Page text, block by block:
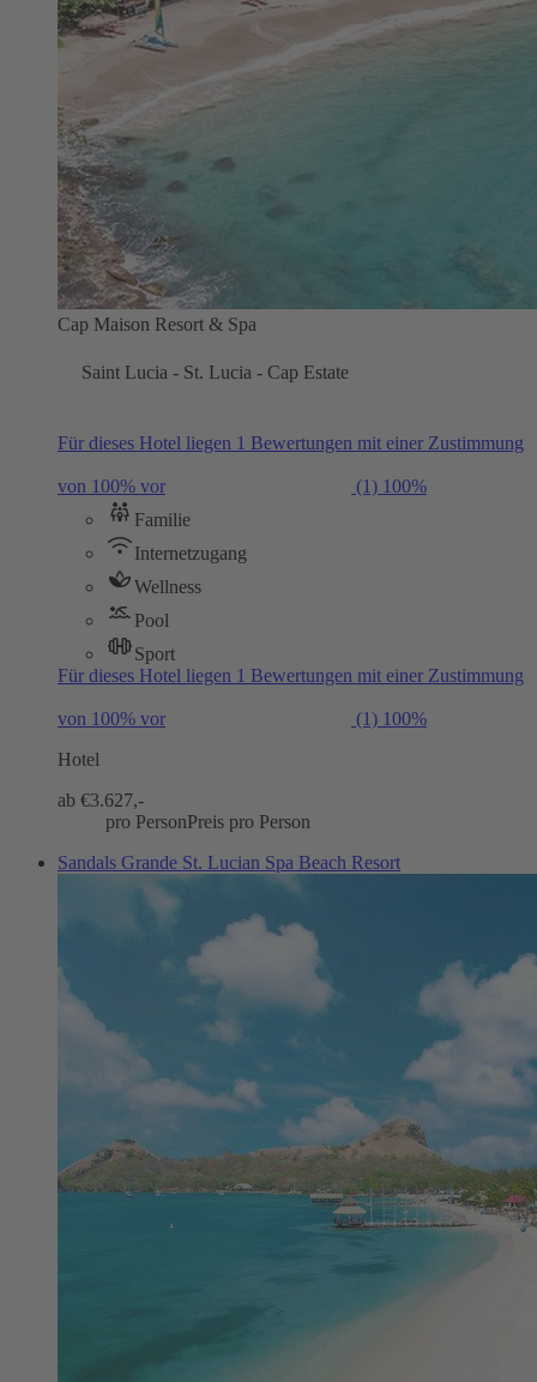
Cap Maison Resort & Spa
Saint Lucia - St. Lucia - Cap Estate
Für dieses Hotel liegen 1 Bewertungen mit einer Zustimmung
von 100% vor (1) 100%
Familie
Internetzugang
Wellness
Pool
Sport
Für dieses Hotel liegen 1 Bewertungen mit einer Zustimmung
von 100% vor (1) 100%
Hotel
ab €3.627,-
pro PersonPreis pro Person
Sandals Grande St. Lucian Spa Beach Resort